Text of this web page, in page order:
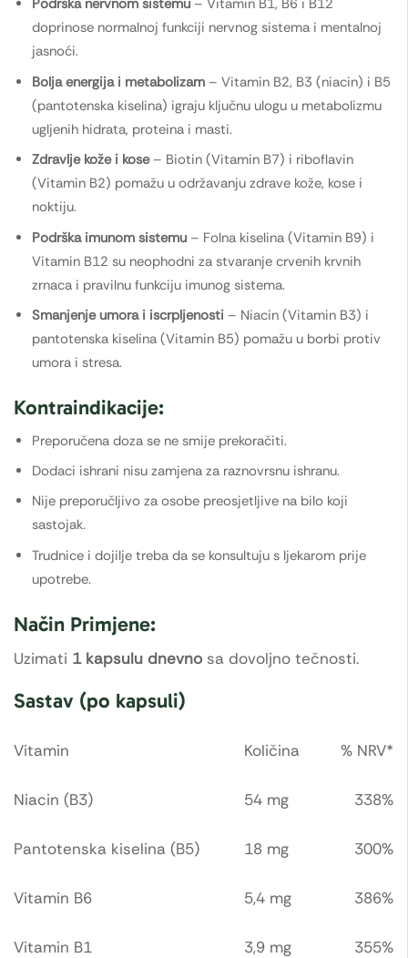
Podrška nervnom sistemu – Vitamin B1, B6 i B12
doprinose normalnoj funkciji nervnog sistema i mentalnoj
jasnoći.
Bolja energija i metabolizam – Vitamin B2, B3 (niacin) i B5
(pantotenska kiselina) igraju ključnu ulogu u metabolizmu
ugljenih hidrata, proteina i masti.
Zdravlje kože i kose– Biotin (Vitamin B7) i riboflavin
(Vitamin B2) pomažu u održavanju zdrave kože, kose i
noktiju.
Podrška imunom sistemu – Folna kiselina (Vitamin B9) i
Vitamin B12 su neophodni za stvaranje crvenih krvnih
zrnaca i pravilnu funkciju imunog sistema.
Smanjenje umora i iscrpljenosti – Niacin (Vitamin B3) i
pantotenska kiselina (Vitamin B5) pomažu u borbi protiv
umora i stresa.
Kontraindikacije:
Preporučena doza se ne smije prekoračiti.
Dodaci ishrani nisu zamjena za raznovrsnu ishranu.
Nije preporučljivo za osobe preosjetljive na bilo koji
sastojak.
Trudnice i dojilje treba da se konsultuju s ljekarom prije
upotrebe.
Način Primjene:
Uzimati 1 kapsulu dnevno sa dovoljno tečnosti.
Sastav (po kapsuli)
Vitamin Količina % NRV*
Niacin (B3) 54 mg 338%
Pantotenska kiselina (B5) 18 mg 300%
Vitamin B6 5,4 mg 386%
Vitamin B1 3,9 mg 355%